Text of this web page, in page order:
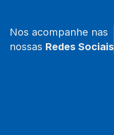
Nos acompanhe nas
nossas Redes Sociais